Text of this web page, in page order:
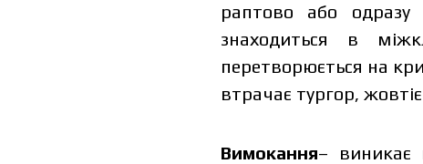
раптово або одразу
знаходиться в
перетворюється на
втрачає тургор,
Вимокання– виникає